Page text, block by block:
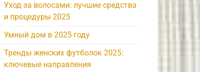
Уход за волосами: лучшие средства
и процедуры 2025
Умный дом в 2025 году
Тренды женских футболок 2025:
ключевые направления